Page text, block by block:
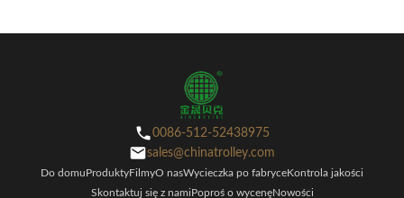
0086-512-52438975
sales@chinatrolley.com
Do domuProduktyFilmyO nasWycieczka po fabryceKontrola jakości
Skontaktuj się z namiPoproś o wycenęNowości